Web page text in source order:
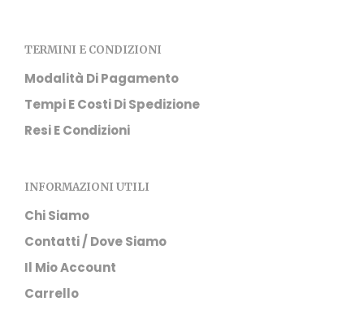
TERMINI E CONDIZIONI
Modalità Di Pagamento
Tempi E Costi Di Spedizione
Resi E Condizioni
INFORMAZIONI UTILI
Chi Siamo
Contatti / Dove Siamo
Il Mio Account
Carrello